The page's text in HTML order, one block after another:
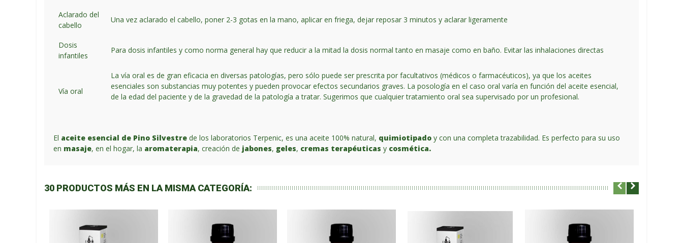
Aclarado del
cabello
Una vez aclarado el cabello, poner 2-3 gotas en la mano, aplicar en friega, dejar reposar 3 minutos y aclarar ligeramente
Dosis
infantiles
Para dosis infantiles y como norma general hay que reducir a la mitad la dosis normal tanto en masaje como en baño. Evitar las inhalaciones directas
Vía oral
La vía oral es de gran eficacia en diversas patologías, pero sólo puede ser prescrita por facultativos (médicos o farmacéuticos), ya que los aceites
esenciales son substancias muy potentes y pueden provocar efectos secundarios graves. La posología en el caso oral varía en función del aceite esencial,
de la edad del paciente y de la gravedad de la patología a tratar. Sugerimos que cualquier tratamiento oral sea supervisado por un profesional.
El aceite esencial de Pino Silvestre de los laboratorios Terpenic, es una aceite 100% natural, quimiotipado y con una completa trazabilidad. Es perfecto para su uso
en masaje, en el hogar, la aromaterapia, creación de jabones, geles, cremas terapéuticas y cosmética.
30 PRODUCTOS MÁS EN LA MISMA CATEGORÍA: